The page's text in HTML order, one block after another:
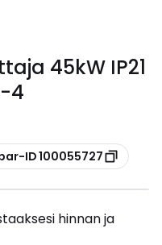
45kW IP21
4
ID 100055727
hinnan ja